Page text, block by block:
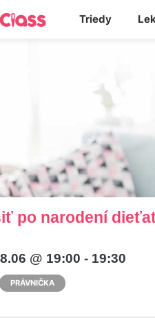
Triedy
po narodení
@ 19:00 - 19:30
PRÁVNIČKA